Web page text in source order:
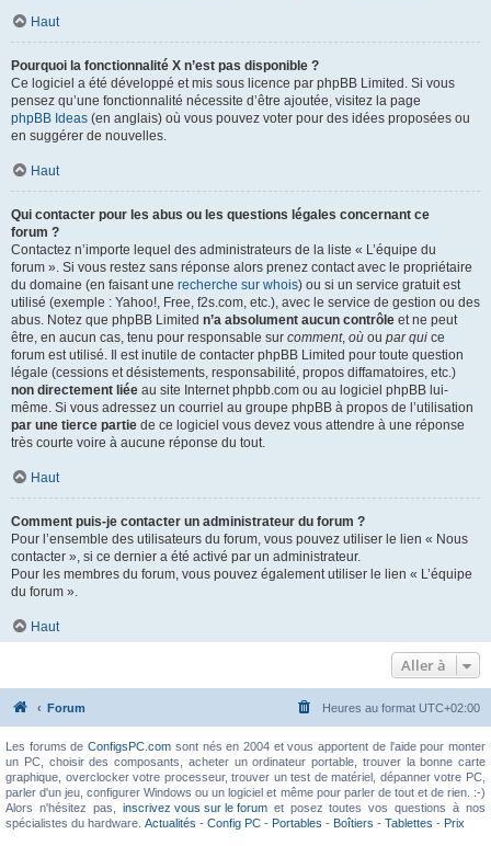
Haut
Pourquoi la fonctionnalité X n’est pas disponible ?
Ce logiciel a été développé et mis sous licence par phpBB Limited. Si vous
pensez qu’une fonctionnalité nécessite d’être ajoutée, visitez la page
phpBB Ideas (en anglais) où vous pouvez voter pour des idées proposées ou
en suggérer de nouvelles.
Haut
Qui contacter pour les abus ou les questions légales concernant ce
forum ?
Contactez n’importe lequel des administrateurs de la liste « L’équipe du
forum ». Si vous restez sans réponse alors prenez contact avec le propriétaire
du domaine (en faisant une recherche sur whois) ou si un service gratuit est
utilisé (exemple : Yahoo!, Free, f2s.com, etc.), avec le service de gestion ou des
abus. Notez que phpBB Limited n’a absolument aucun contrôle et ne peut
être, en aucun cas, tenu pour responsable sur comment, où ou par qui ce
forum est utilisé. Il est inutile de contacter phpBB Limited pour toute question
légale (cessions et désistements, responsabilité, propos diffamatoires, etc.)
non directement liée au site Internet phpbb.com ou au logiciel phpBB lui-
même. Si vous adressez un courriel au groupe phpBB à propos de l’utilisation
par une tierce partie de ce logiciel vous devez vous attendre à une réponse
très courte voire à aucune réponse du tout.
Haut
Comment puis-je contacter un administrateur du forum ?
Pour l’ensemble des utilisateurs du forum, vous pouvez utiliser le lien « Nous
contacter », si ce dernier a été activé par un administrateur.
Pour les membres du forum, vous pouvez également utiliser le lien « L’équipe
du forum ».
Haut
Aller à
Forum Heures au format UTC+02:00
Les forums deConfigsPC.com sont nés en 2004 et vous apportent de l'aide pour monter
un PC, choisir des composants, acheter un ordinateur portable, trouver la bonne carte
graphique, overclocker votre processeur, trouver un test de matériel, dépanner votre PC,
parler d'un jeu, configurer Windows ou un logiciel et même pour parler de tout et de rien. :-)
Alors n'hésitez pas, inscrivez vous sur le forumet posez toutes vos questions à nos
spécialistes du hardware. Actualités - Config PC - Portables - Boîtiers - Tablettes - Prix